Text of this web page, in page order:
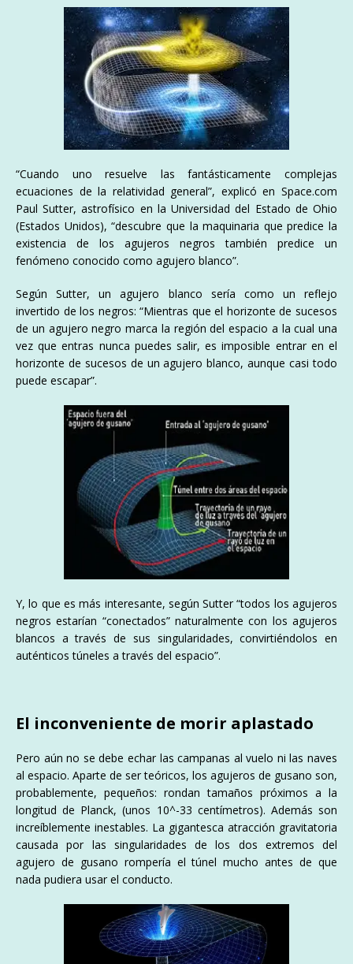
“Cuando uno resuelve las fantásticamente complejas
ecuaciones de la relatividad general”, explicó en Space.com
Paul Sutter, astrofísico en la Universidad del Estado de Ohio
(Estados Unidos), “descubre que la maquinaria que predice la
existencia de los agujeros negros también predice un
fenómeno conocido como agujero blanco”.
Según Sutter, un agujero blanco sería como un reflejo
invertido de los negros: “Mientras que el horizonte de sucesos
de un agujero negro marca la región del espacio a la cual una
vez que entras nunca puedes salir, es imposible entrar en el
horizonte de sucesos de un agujero blanco, aunque casi todo
puede escapar”.
Y, lo que es más interesante, según Sutter “todos los agujeros
negros estarían “conectados” naturalmente con los agujeros
blancos a través de sus singularidades, convirtiéndolos en
auténticos túneles a través del espacio”.
El inconveniente de morir aplastado
Pero aún no se debe echar las campanas al vuelo ni las naves
al espacio. Aparte de ser teóricos, los agujeros de gusano son,
probablemente, pequeños: rondan tamaños próximos a la
longitud de Planck, (unos 10^-33 centímetros). Además son
increíblemente inestables. La gigantesca atracción gravitatoria
causada por las singularidades de los dos extremos del
agujero de gusano rompería el túnel mucho antes de que
nada pudiera usar el conducto.